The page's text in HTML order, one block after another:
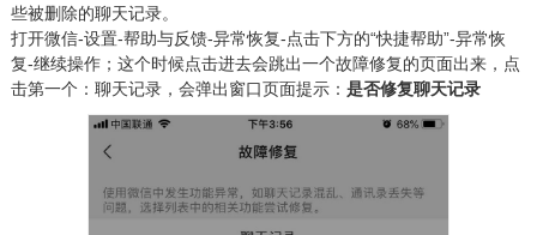
些被删除的聊天记录。
打开微信-设置-帮助与反馈-异常恢复-点击下方的“快捷帮助”-异常恢
复-继续操作；这个时候点击进去会跳出一个故障修复的页面出来，点
击第一个： 聊天记录，会弹出窗口页面提示： 是否修复聊天记录